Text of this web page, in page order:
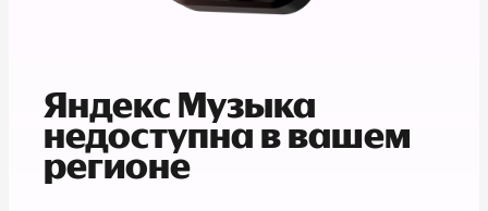
Яндекс Музыка
недоступна в вашем
регионе